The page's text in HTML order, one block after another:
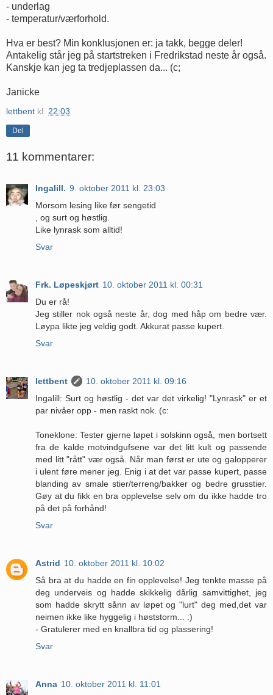
- underlag
- temperatur/værforhold.
Hva er best? Min konklusjonen er: ja takk, begge deler!
Antakelig står jeg på startstreken i Fredrikstad neste år også.
Kanskje kan jeg ta tredjeplassen da... (c;
Janicke
lettbent kl. 22:03
Del
11 kommentarer:
Ingalill. 9. oktober 2011 kl. 23:03
Morsom lesing like før sengetid
, og surt og høstlig.
Like lynrask som alltid!
Svar
Frk. Løpeskjørt 10. oktober 2011 kl. 00:31
Du er rå!
Jeg stiller nok også neste år, dog med håp om bedre vær.
Løypa likte jeg veldig godt. Akkurat passe kupert.
Svar
lettbent
10. oktober 2011 kl. 09:16
Ingalill: Surt og høstlig - det var det virkelig! "Lynrask" er et
par nivåer opp - men raskt nok. (c:
Toneklone: Tester gjerne løpet i solskinn også, men bortsett
fra de kalde motvindgufsene var det litt kult og passende
med litt "rått" vær også. Når man først er ute og galopperer
i ulent føre mener jeg. Enig i at det var passe kupert, passe
blanding av smale stier/terreng/bakker og bedre grusstier.
Gøy at du fikk en bra opplevelse selv om du ikke hadde tro
på det på forhånd!
Svar
Astrid 10. oktober 2011 kl. 10:02
Så bra at du hadde en fin opplevelse! Jeg tenkte masse på
deg underveis og hadde skikkelig dårlig samvittighet, jeg
som hadde skrytt sånn av løpet og "lurt" deg med,det var
neimen ikke like hyggelig i høststorm... :)
- Gratulerer med en knallbra tid og plassering!
Svar
Anna 10. oktober 2011 kl. 11:01